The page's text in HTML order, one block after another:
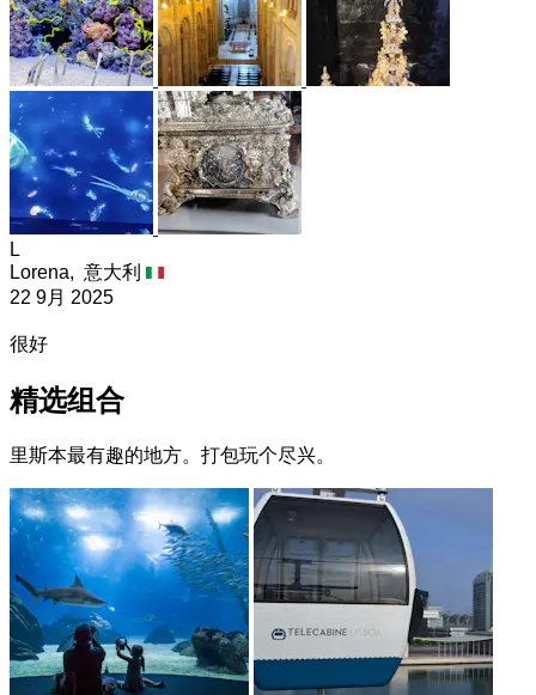
L
Lorena, 意大利
22 9月 2025
很好
精选组合
里斯本最有趣的地方。打包玩个尽兴。